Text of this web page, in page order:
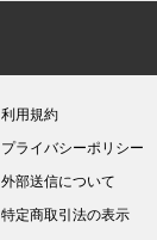
利用規約
プライバシーポリシー
外部送信について
特定商取引法の表示